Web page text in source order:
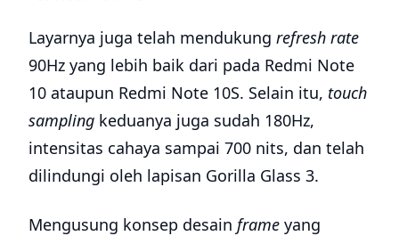
Layarnya juga telah mendukung refresh rate
90Hz yang lebih baik dari pada Redmi Note
10 ataupun Redmi Note 10S. Selain itu, touch
sampling keduanya juga sudah 180Hz,
intensitas cahaya sampai 700 nits, dan telah
dilindungi oleh lapisan Gorilla Glass 3.
Mengusung konsep desain frame yang